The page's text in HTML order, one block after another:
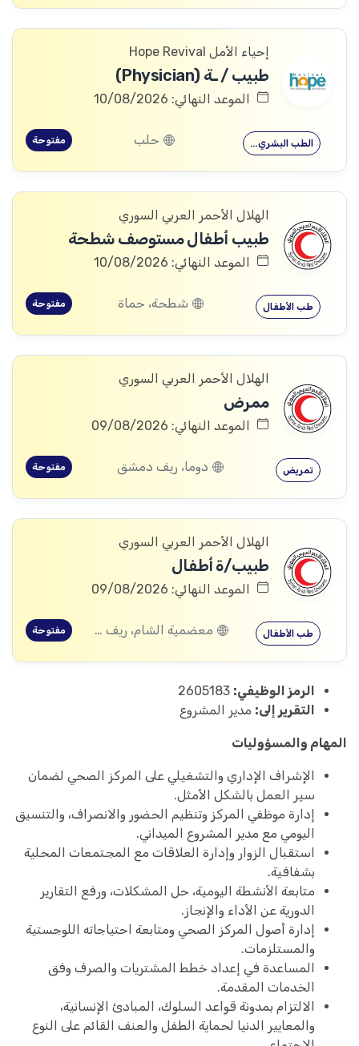
إحياء الأمل Hope Revival
طبيب / ـة (Physician)
الموعد النهائي: 10/08/2026
الطب البشري… حلب مفتوحة
الهلال الأحمر العربي السوري
طبيب أطفال مستوصف شطحة
الموعد النهائي: 10/08/2026
طب الأطفال شطحة، حماة مفتوحة
الهلال الأحمر العربي السوري
ممرض
الموعد النهائي: 09/08/2026
تمريض دوما، ريف دمشق مفتوحة
الهلال الأحمر العربي السوري
طبيب/ة أطفال
الموعد النهائي: 09/08/2026
طب الأطفال معضمية الشام، ريف دمشق مفتوحة
الرمز الوظيفي:
التقرير إلى: مدير المشروع
المهام والمسؤوليات
الإشراف الإداري والتشغيلي على المركز الصحي لضمان
سير العمل بالشكل الأمثل.
إدارة موظفي المركز وتنظيم الحضور والانصراف، والتنسيق
اليومي مع مدير المشروع الميداني.
استقبال الزوار وإدارة العلاقات مع المجتمعات المحلية
بشفافية.
متابعة الأنشطة اليومية، حل المشكلات، ورفع التقارير
الدورية عن الأداء والإنجاز.
إدارة أصول المركز الصحي ومتابعة احتياجاته اللوجستية
والمستلزمات.
المساعدة في إعداد خطط المشتريات والصرف وفق
الخدمات المقدمة.
الالتزام بمدونة قواعد السلوك، المبادئ الإنسانية،
والمعايير الدنيا لحماية الطفل والعنف القائم على النوع